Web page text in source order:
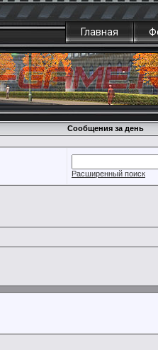
Главная
Сообщения за день
Расширенный поиск